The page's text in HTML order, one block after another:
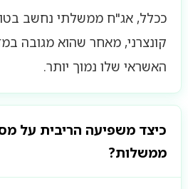
ככלל, אג"ח ממשלתי נחשב
קונצרני, מאחר שהוא מגובה
האשראי שלו נמוך יותר.
כיצד משפיעה הריבית על
ממשלות?